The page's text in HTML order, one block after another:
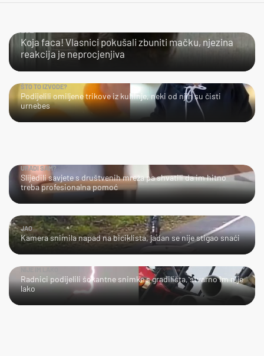
LOL
Koja faca! Vlasnici pokušali zbuniti mačku, njezina
reakcija je neprocjenjiva
ŠTO TO IZVODE?
Podijelili omiljene trikove iz kuhinje, neki od njih su čisti
urnebes
URADI SAM?
Slijedili savjete s društvenih mreža pa shvatili da im hitno
treba profesionalna pomoć
JAO...
Kamera snimila napad na biciklista, jadan se nije stigao snaći
Radnici podijelili šokantne snimke s gradilišta, stvarno im nije
lako